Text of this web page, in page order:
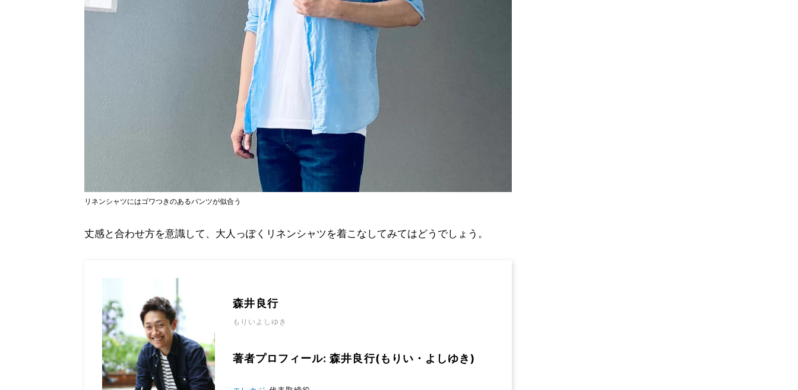
リネンシャツにはゴワつきのあるパンツが似合う
丈感と合わせ方を意識して、大人っぽくリネンシャツを着こなしてみてはどうでしょう。
森井良行
もりいよしゆき
著者プロフィール: 森井良行(もりい・よしゆき)